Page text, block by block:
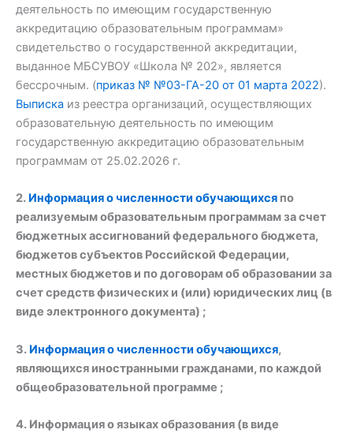
деятельность по имеющим государственную
аккредитацию образовательным программам»
свидетельство о государственной аккредитации,
выданное МБСУВОУ «Школа № 202», является
бессрочным. (приказ № №03-ГА-20 от 01 марта 2022).
Выписка из реестра организаций, осуществляющих
образовательную деятельность по имеющим
государственную аккредитацию образовательным
программам от 25.02.2026 г.
2. Информация о численности обучающихся по
реализуемым образовательным программам за счет
бюджетных ассигнований федерального бюджета,
бюджетов субъектов Российской Федерации,
местных бюджетов и по договорам об образовании за
счет средств физических и (или) юридических лиц (в
виде электронного документа) ;
3. Информация о численности обучающихся,
являющихся иностранными гражданами, по каждой
общеобразовательной программе ;
4. Информация о языках образования (в виде